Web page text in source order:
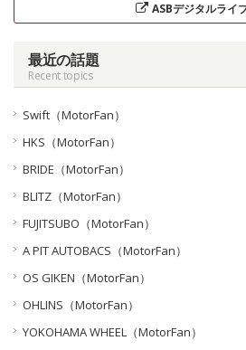
ASBデジタルライ
最近の話題
Recent topics
Swift（MotorFan）
HKS（MotorFan）
BRIDE（MotorFan）
BLITZ（MotorFan）
FUJITSUBO（MotorFan）
A PIT AUTOBACS（MotorFan）
OS GIKEN（MotorFan）
OHLINS（MotorFan）
YOKOHAMA WHEEL（MotorFan）